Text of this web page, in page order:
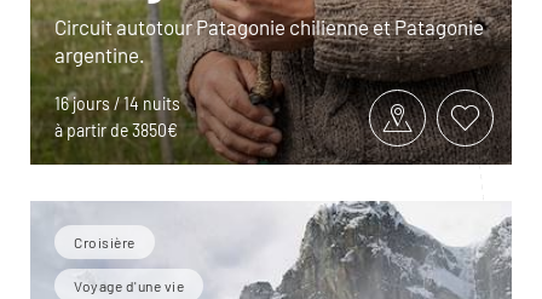
Circuit autotour Patagonie chilienne et Patagonie
argentine.
16 jours / 14 nuits
à partir de 3850€
Croisière
Voyage d'une vie